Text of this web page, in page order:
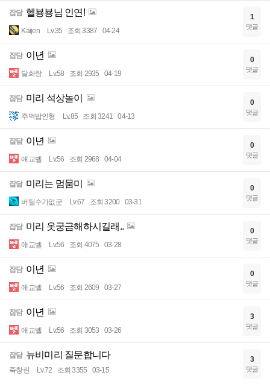
잡담 헬뵹뵹님 인연!
Kaijen Lv.35 조회 3387 04-24
1
댓글
잡담 이년
달화랑 Lv.58 조회 2935 04-19
0
댓글
잡담 미리 석상놀이
주먹밥인형 Lv.85 조회 3241 04-13
0
댓글
잡담 이년
애교벨 Lv.56 조회 2968 04-04
0
댓글
잡담 미리는 멈뭄미
버틸수가없군 Lv.67 조회 3200 03-31
0
댓글
잡담 미리 옷궁금해하시길래..
애교벨 Lv.56 조회 4075 03-28
0
댓글
잡담 이년
애교벨 Lv.56 조회 2609 03-27
0
댓글
잡담 이년
애교벨 Lv.56 조회 3053 03-26
3
댓글
잡담 뉴비미리 질문합니다
죽창린 Lv.72 조회 3355 03-15
3
댓글